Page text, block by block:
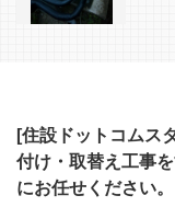
[住設ドットコムス
付け・取替え工事
にお任せください。